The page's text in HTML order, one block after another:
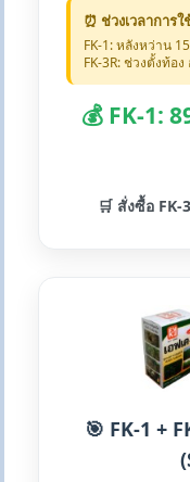
⏰ ช่วงเวลาการใ
FK-1: หลังหว่าน
FK-3R: ช่วงตั้งท้อ
💰 FK-1:
🛒 สั่งซื้อ FK-
🎯 FK-1 +